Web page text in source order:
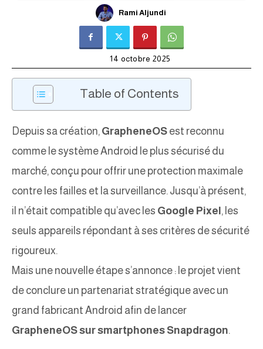
Rami Aljundi
14 octobre 2025
Table of Contents
Depuis sa création, GrapheneOS est reconnu
comme le système Android le plus sécurisé du
marché, conçu pour offrir une protection maximale
contre les failles et la surveillance. Jusqu’à présent,
il n’était compatible qu’avec les Google Pixel , les
seuls appareils répondant à ses critères de sécurité
rigoureux.
Mais une nouvelle étape s’annonce : le projet vient
de conclure un partenariat stratégique avec un
grand fabricant Android afin de lancer
GrapheneOS sur smartphones Snapdragon.